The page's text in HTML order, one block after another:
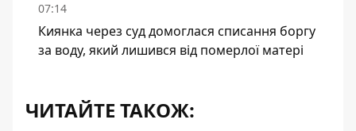
07:14
Киянка через суд домоглася списання боргу
за воду, який лишився від померлої матері
ЧИТАЙТЕ ТАКОЖ: